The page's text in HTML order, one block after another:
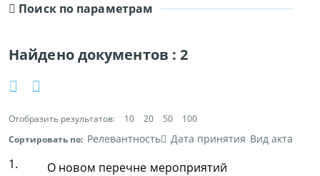
Поиск по параметрам
Найдено документов :2
Отобразить результатов: 10 20 50
100
Сортировать по: Релевантность Дата принятия Вид акта
1.
О новом перечне мероприятий